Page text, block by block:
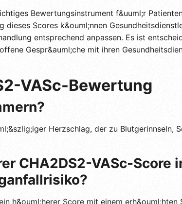
Bewertungsinstrument f&uuml;r
dieses Scores k&ouml;nnen
entsprechend anpassen. Es ist
Gespr&auml;che mit ihren
VASc-Bewertung
Herzschlag, der zu Blutgerinnseln,
CHA2DS2-VASc-Score
h&ouml;herer Score mit einem